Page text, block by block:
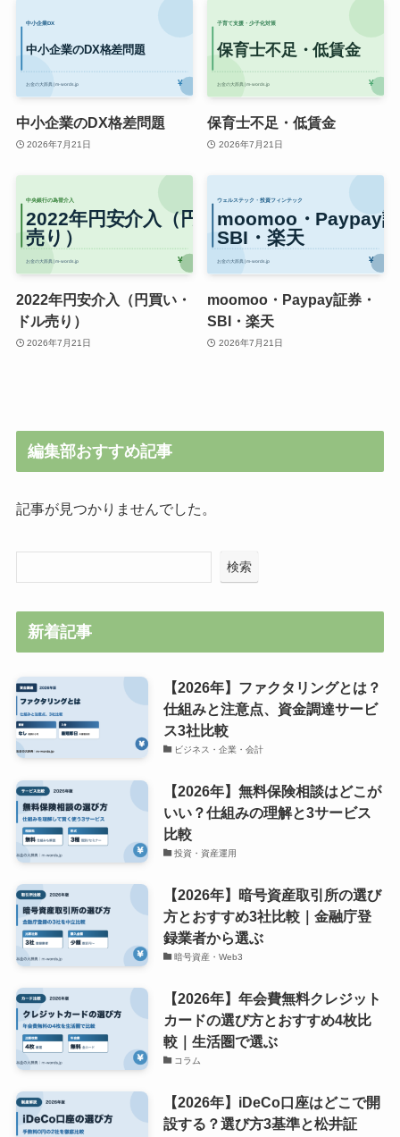
中小企業のDX格差問題
2026年7月21日
保育士不足・低賃金
2026年7月21日
2022年円安介入（円買い・
ドル売り）
2026年7月21日
moomoo・Paypay証券・
SBI・楽天
2026年7月21日
編集部おすすめ記事
記事が見つかりませんでした。
検索
新着記事
【2026年】ファクタリングとは？
仕組みと注意点、資金調達サービ
ス3社比較
ビジネス・企業・会計
【2026年】無料保険相談はどこが
いい？仕組みの理解と3サービス
比較
投資・資産運用
【2026年】暗号資産取引所の選び
方とおすすめ3社比較｜金融庁登
録業者から選ぶ
暗号資産・Web3
【2026年】年会費無料クレジット
カードの選び方とおすすめ4枚比
較｜生活圏で選ぶ
コラム
【2026年】iDeCo口座はどこで開
設する？選び方3基準と松井証